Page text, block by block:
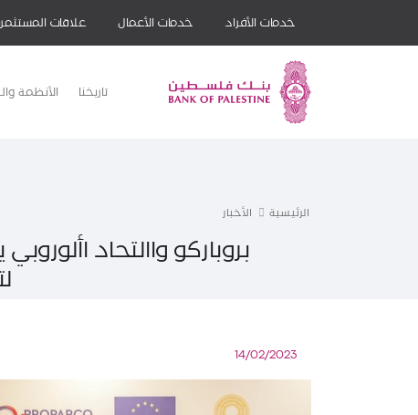
خدمات الأفراد خدمات الأعمال علاقات
تاريخنا الأنظمة
الرئيسية الأخبار
بروباركو واالتحاد
14/02/2023